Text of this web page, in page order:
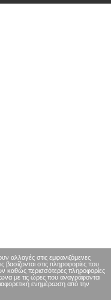
αλλαγές στις εμφανιζόμενες
στις πληροφορίες που
καθώς περισσότερες πληροφορίες
με τις ώρες που αναγράφονται
ενημέρωση από την